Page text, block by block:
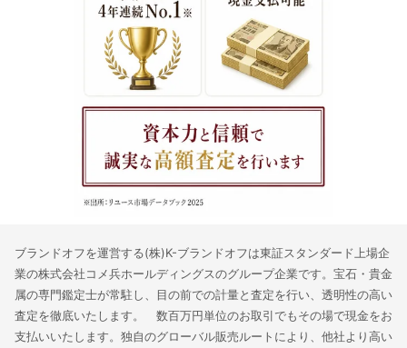
ブランドオフを運営する(株)K-ブランドオフは東証スタンダード上場企
業の株式会社コメ兵ホールディングスのグループ企業です。宝石・貴金
属の専門鑑定士が常駐し、目の前での計量と査定を行い、透明性の高い
査定を徹底いたします。 数百万円単位のお取引でもその場で現金をお
支払いいたします。独自のグローバル販売ルートにより、他社より高い